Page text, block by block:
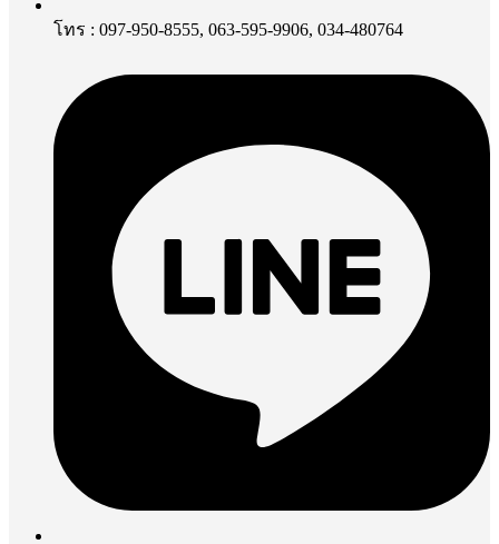
โทร : 097-950-8555, 063-595-9906, 034-480764